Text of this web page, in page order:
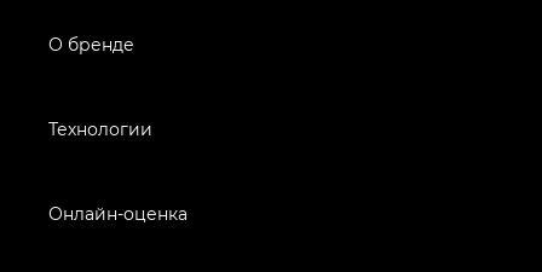
О бренде
Технологии
Онлайн-оценка